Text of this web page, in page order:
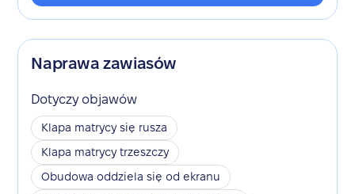
Naprawa zawiasów
Dotyczy objawów
Klapa matrycy się rusza
Klapa matrycy trzeszczy
Obudowa oddziela się od ekranu